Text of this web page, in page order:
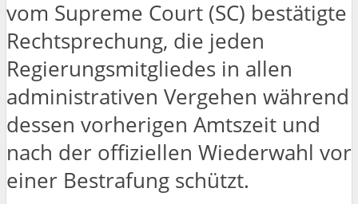
vom Supreme Court (SC) bestätigte
Rechtsprechung, die jeden
Regierungsmitgliedes in allen
administrativen Vergehen während
dessen vorherigen Amtszeit und
nach der offiziellen Wiederwahl vor
einer Bestrafung schützt.